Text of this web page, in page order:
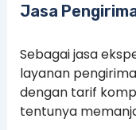
Jasa
Sebagai jasa
layanan
dengan tarif
tentunya